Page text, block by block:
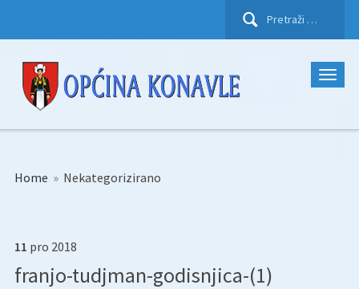
Pretraži:
Home » Nekategorizirano
11 pro 2018
franjo-tudjman-godisnjica-(1)